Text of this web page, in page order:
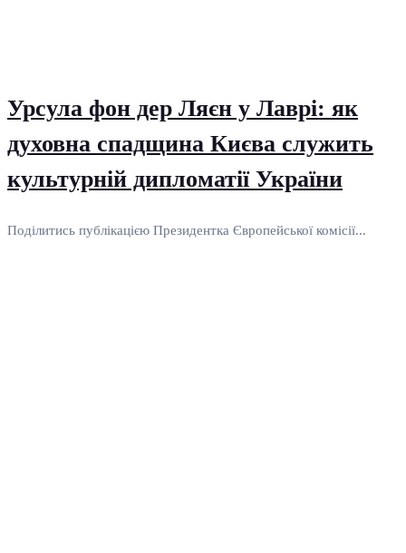
Урсула фон дер Ляєн у Лаврі: як
духовна спадщина Києва служить
культурній дипломатії України
Поділитись публікацією Президентка Європейської комісії...